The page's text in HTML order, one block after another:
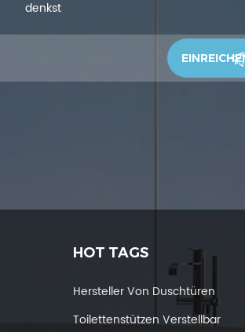
denkst
HOT TAGS
Hersteller Von Duschtüren
Toilettenstützen Verstellbar